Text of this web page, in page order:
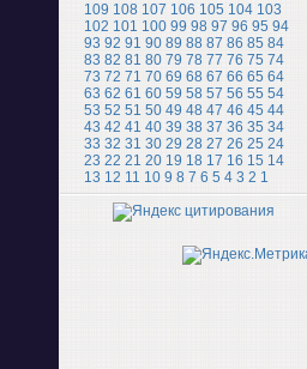
109 108 107 106 105 104 103
102 101 100 99 98 97 96 95 94
93 92 91 90 89 88 87 86 85 84
83 82 81 80 79 78 77 76 75 74
73 72 71 70 69 68 67 66 65 64
63 62 61 60 59 58 57 56 55 54
53 52 51 50 49 48 47 46 45 44
43 42 41 40 39 38 37 36 35 34
33 32 31 30 29 28 27 26 25 24
23 22 21 20 19 18 17 16 15 14
13 12 11 10 9 8 7 6 5 4 3 2 1